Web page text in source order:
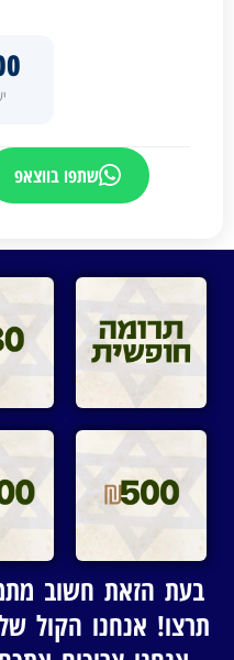
שתפו בווצאפ
בעת הזאת חשוב
תרצו! אנחנו הקול